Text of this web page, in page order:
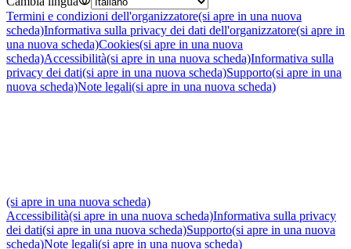
Termini e condizioni dell'organizzatore(si apre in una nuova
scheda)Informativa sulla privacy dei dati dell'organizzatore(si apre in
una nuova scheda)Cookies(si apre in una nuova
scheda)Accessibilità(si apre in una nuova scheda)Informativa sulla
privacy dei dati(si apre in una nuova scheda)Supporto(si apre in una
nuova scheda)Note legali(si apre in una nuova scheda)
(si apre in una nuova scheda)
Accessibilità(si apre in una nuova scheda)Informativa sulla privacy
dei dati(si apre in una nuova scheda)Supporto(si apre in una nuova
scheda)Note legali(si apre in una nuova scheda)